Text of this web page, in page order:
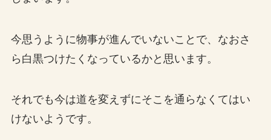
今思うように物事が進んでいないことで、なおさ
ら白黒つけたくなっているかと思います。
それでも今は道を変えずにそこを通らなくてはい
けないようです。